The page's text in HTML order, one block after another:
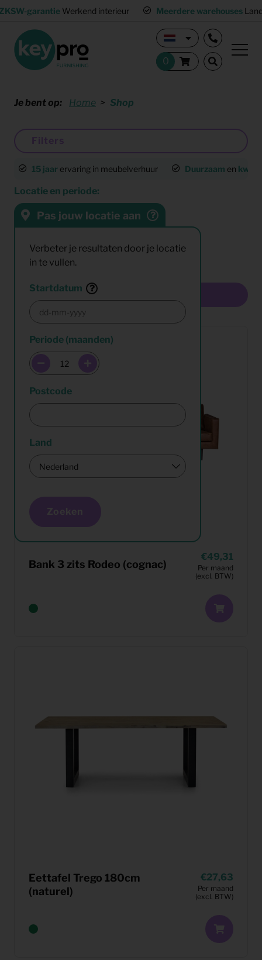
garantie Werkend interieur Meerdere warehouses
Je bent op: Home Shop
Filters
15 jaar ervaring in meubelverhuur Duurzaam en
Locatie en periode:
Pas jouw locatie aan
Verbeter je resultaten door je locatie
in te vullen.
Startdatum
Periode (maanden)
Postcode
Land
Zoeken
Bank 3 zits Rodeo (cognac)
49,31
Per maand
(excl. BTW)
Eettafel Trego 180cm
(naturel)
27,63
Per maand
(excl. BTW)